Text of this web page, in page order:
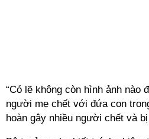
“Có lẽ không còn hình ảnh nào
người mẹ chết với đứa con
hoàn gây nhiều người chết và